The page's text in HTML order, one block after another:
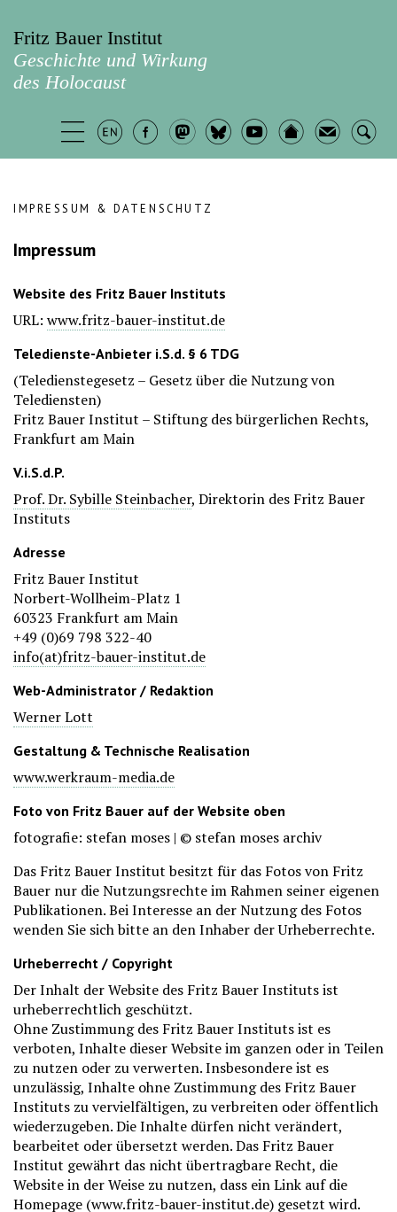
Fritz Bauer Institut
Geschichte und Wirkung
des Holocaust
IMPRESSUM & DATENSCHUTZ
Impressum
Website des Fritz Bauer Instituts
URL: www.fritz-bauer-institut.de
Teledienste-Anbieter i.S.d. § 6 TDG
(Teledienstegesetz – Gesetz über die Nutzung von
Telediensten)
Fritz Bauer Institut – Stiftung des bürgerlichen Rechts,
Frankfurt am Main
V.i.S.d.P.
Prof. Dr. Sybille Steinbacher, Direktorin des Fritz Bauer
Instituts
Adresse
Fritz Bauer Institut
Norbert-Wollheim-Platz 1
60323 Frankfurt am Main
+49 (0)69 798 322-40
info(at)fritz-bauer-institut.de
Web-Administrator / Redaktion
Werner Lott
Gestaltung & Technische Realisation
​​​​​​​www.werkraum-media.de
Foto von Fritz Bauer auf der Website oben
fotografie: stefan moses | © stefan moses archiv
Das Fritz Bauer Institut besitzt für das Fotos von Fritz
Bauer nur die Nutzungsrechte im Rahmen seiner eigenen
Publikationen. Bei Interesse an der Nutzung des Fotos
wenden Sie sich bitte an den Inhaber der Urheberrechte.
Urheberrecht / Copyright
Der Inhalt der Website des Fritz Bauer Instituts ist
urheberrechtlich geschützt.
Ohne Zustimmung des Fritz Bauer Instituts ist es
verboten, Inhalte dieser Website im ganzen oder in Teilen
zu nutzen oder zu verwerten. Insbesondere ist es
unzulässig, Inhalte ohne Zustimmung des Fritz Bauer
Instituts zu vervielfältigen, zu verbreiten oder öffentlich
wiederzugeben. Die Inhalte dürfen nicht verändert,
bearbeitet oder übersetzt werden. Das Fritz Bauer
Institut gewährt das nicht übertragbare Recht, die
Website in der Weise zu nutzen, dass ein Link auf die
Homepage (www.fritz-bauer-institut.de) gesetzt wird.